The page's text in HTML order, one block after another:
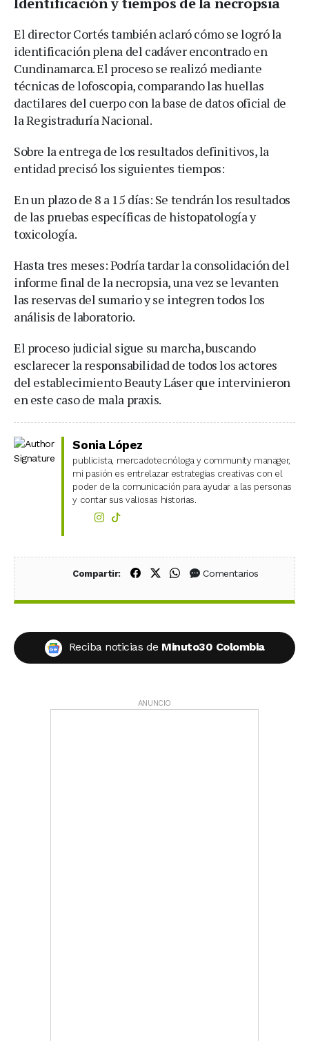
El director Cortés también aclaró cómo se logró la
identificación plena del cadáver encontrado en
Cundinamarca. El proceso se realizó mediante
técnicas de lofoscopia, comparando las huellas
dactilares del cuerpo con la base de datos oficial de
la Registraduría Nacional.
Sobre la entrega de los resultados definitivos, la
entidad precisó los siguientes tiempos:
En un plazo de 8 a 15 días: Se tendrán los resultados
de las pruebas específicas de histopatología y
toxicología.
Hasta tres meses: Podría tardar la consolidación del
informe final de la necropsia, una vez se levanten
las reservas del sumario y se integren todos los
análisis de laboratorio.
El proceso judicial sigue su marcha, buscando
esclarecer la responsabilidad de todos los actores
del establecimiento Beauty Láser que intervinieron
en este caso de mala praxis.
Sonia López
publicista, mercadotecnóloga y community manager,
mi pasión es entrelazar estrategias creativas con el
poder de la comunicación para ayudar a las personas
y contar sus valiosas historias.
Compartir: Compartir en Facebook
Compartir en X (Twitter)
Compartir en WhatsApp
Comentarios
Reciba noticias de Minuto30 Colombia
ANUNCIO